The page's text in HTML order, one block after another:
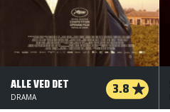
ALLE VED DET 3.8
DRAMA